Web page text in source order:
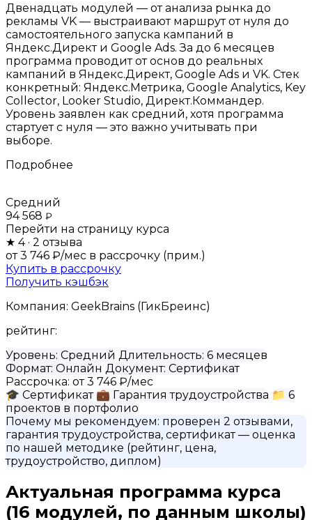
Двенадцать модулей — от анализа рынка до
рекламы VK — выстраивают маршрут от нуля до
самостоятельного запуска кампаний в
Яндекс.Директ и Google Ads. За до 6 месяцев
программа проводит от основ до реальных
кампаний в Яндекс.Директ, Google Ads и VK. Стек
конкретный: Яндекс.Метрика, Google Analytics, Key
Collector, Looker Studio, Директ.Коммандер.
Уровень заявлен как средний, хотя программа
стартует с нуля — это важно учитывать при
выборе.
Подробнее
Средний
94 568 ₽
Перейти на страницу курса
★ 4· 2 отзыва
от 3 746 ₽/мес в рассрочку (прим.)
Купить в рассрочку
Получить кэшбэк
Компания: GeekBrains (ГикБреинс)
рейтинг:
Уровень: Средний Длительность: 6 месяцев
Формат: Онлайн Документ: Сертификат
Рассрочка: от 3 746 ₽/мес
🎓 Сертификат 💼 Гарантия трудоустройства 📁 6
проектов в портфолио
Почему мы рекомендуем: проверен 2 отзывами,
гарантия трудоустройства, сертификат— оценка
по нашей методике (рейтинг, цена,
трудоустройство, диплом)
Актуальная программа курса
(16 модулей, по данным школы)